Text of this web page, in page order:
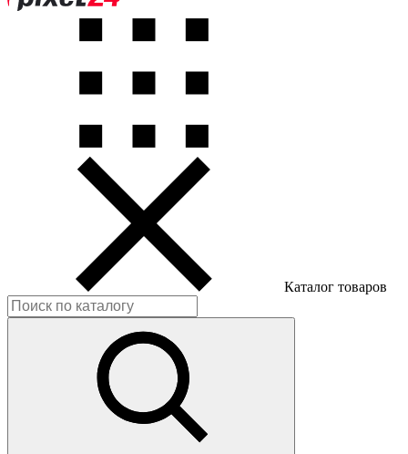
Каталог товаров